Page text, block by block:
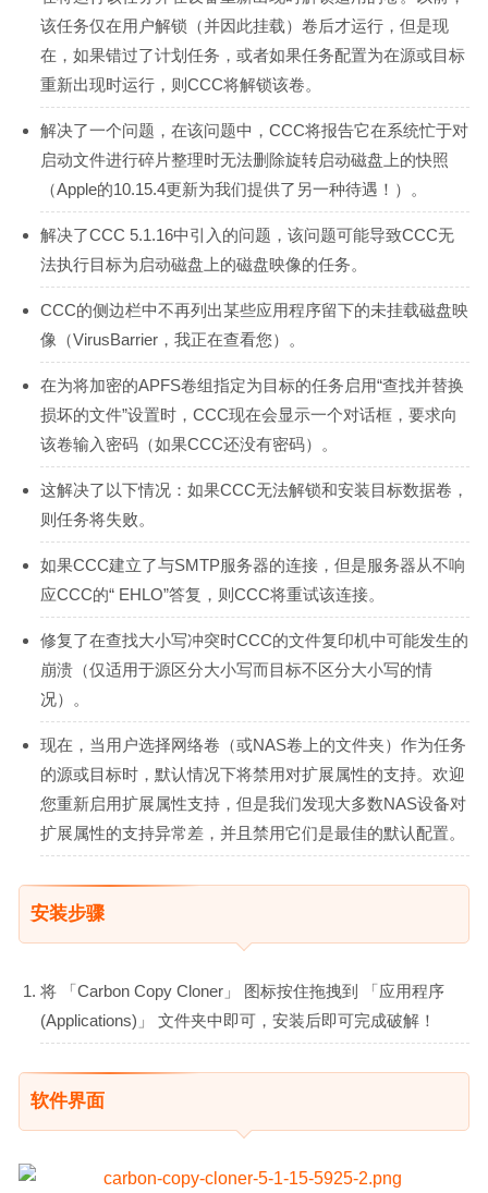
该任务仅在用户解锁（并因此挂载）卷后才运行，但是现
在，如果错过了计划任务，或者如果任务配置为在源或目标
重新出现时运行，则CCC将解锁该卷。
解决了一个问题，在该问题中，CCC将报告它在系统忙于对
启动文件进行碎片整理时无法删除旋转启动磁盘上的快照
（Apple的10.15.4更新为我们提供了另一种待遇！）。
解决了CCC 5.1.16中引入的问题，该问题可能导致CCC无
法执行目标为启动磁盘上的磁盘映像的任务。
CCC的侧边栏中不再列出某些应用程序留下的未挂载磁盘映
像（VirusBarrier，我正在查看您）。
在为将加密的APFS卷组指定为目标的任务启用“查找并替换
损坏的文件”设置时，CCC现在会显示一个对话框，要求向
该卷输入密码（如果CCC还没有密码）。
这解决了以下情况：如果CCC无法解锁和安装目标数据卷，
则任务将失败。
如果CCC建立了与SMTP服务器的连接，但是服务器从不响
应CCC的“ EHLO”答复，则CCC将重试该连接。
修复了在查找大小写冲突时CCC的文件复印机中可能发生的
崩溃（仅适用于源区分大小写而目标不区分大小写的情
况）。
现在，当用户选择网络卷（或NAS卷上的文件夹）作为任务
的源或目标时，默认情况下将禁用对扩展属性的支持。欢迎
您重新启用扩展属性支持，但是我们发现大多数NAS设备对
扩展属性的支持异常差，并且禁用它们是最佳的默认配置。
安装步骤
将 「Carbon Copy Cloner」 图标按住拖拽到 「应用程序
(Applications)」 文件夹中即可，安装后即可完成破解！
软件界面